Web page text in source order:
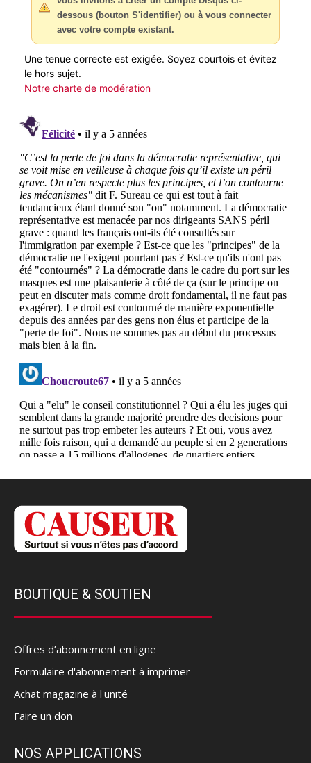
dessous (bouton S'identifier) ou à vous connecter
avec votre compte existant.
Une tenue correcte est exigée. Soyez courtois et évitez
le hors sujet.
Notre charte de modération
BOUTIQUE & SOUTIEN
Offres d’abonnement en ligne
Formulaire d'abonnement à imprimer
Achat magazine à l'unité
Faire un don
NOS APPLICATIONS